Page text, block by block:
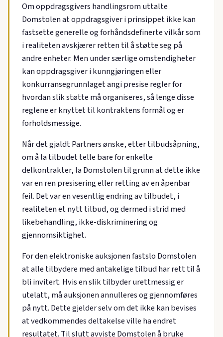
Om oppdragsgivers handlingsrom uttalte
Domstolen at oppdragsgiver i prinsippet ikke kan
fastsette generelle og forhåndsdefinerte vilkår som
i realiteten avskjærer retten til å støtte seg på
andre enheter. Men under særlige omstendigheter
kan oppdragsgiver i kunngjøringen eller
konkurransegrunnlaget angi presise regler for
hvordan slik støtte må organiseres, så lenge disse
reglene er knyttet til kontraktens formål og er
forholdsmessige.
Når det gjaldt Partners ønske, etter tilbudsåpning,
om å la tilbudet telle bare for enkelte
delkontrakter, la Domstolen til grunn at dette ikke
var en ren presisering eller retting av en åpenbar
feil. Det var en vesentlig endring av tilbudet, i
realiteten et nytt tilbud, og dermed i strid med
likebehandling, ikke-diskriminering og
gjennomsiktighet.
For den elektroniske auksjonen fastslo Domstolen
at alle tilbydere med antakelige tilbud har rett til å
bli invitert. Hvis en slik tilbyder urettmessig er
utelatt, må auksjonen annulleres og gjennomføres
på nytt. Dette gjelder selv om det ikke kan bevises
at vedkommendes deltakelse ville ha endret
resultatet. Til slutt avviste Domstolen å bruke